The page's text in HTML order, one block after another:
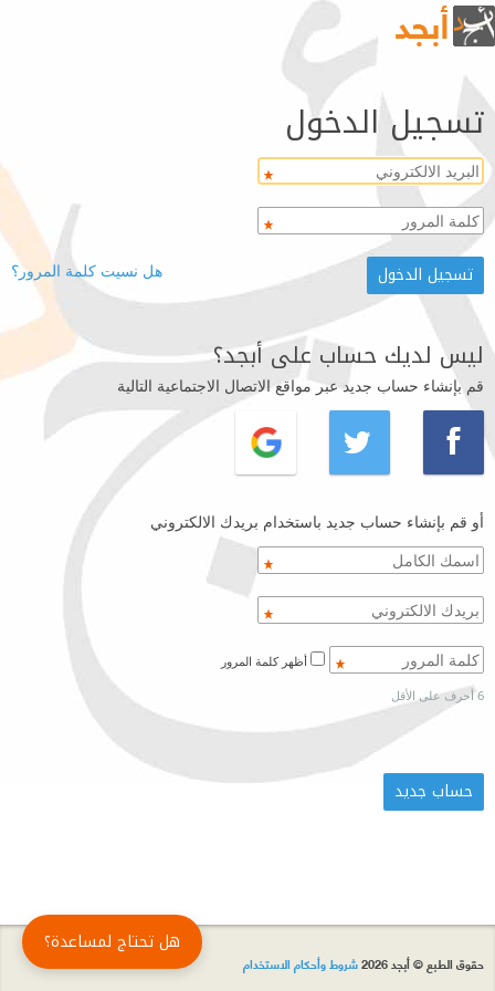
تسجيل الدخول
هل نسيت كلمة المرور؟
ليس لديك حساب على أبجد؟
قم بإنشاء حساب جديد عبر مواقع الاتصال الاجتماعية التالية
أو قم بإنشاء حساب جديد باستخدام بريدك الالكتروني
6 أحرف على الأقل
حقوق الطبع © أبجد 2026 شروط وأحكام الاستخدام
هل تحتاج لمساعدة؟